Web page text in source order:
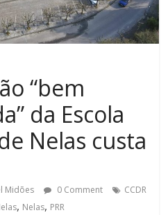
“bem
da Escola
Nelas custa
Midões 0 Comment
CCDR
, Nelas, PRR